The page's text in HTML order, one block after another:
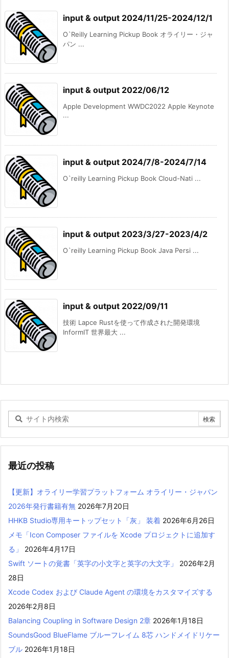
input & output 2024/11/25-2024/12/1
O`Reilly Learning Pickup Book オライリー・ジャ
パン ...
input & output 2022/06/12
Apple Development WWDC2022 Apple Keynote
...
input & output 2024/7/8-2024/7/14
O`reilly Learning Pickup Book Cloud-Nati ...
input & output 2023/3/27-2023/4/2
O`reilly Learning Pickup Book Java Persi ...
input & output 2022/09/11
技術 Lapce Rustを使って作成された開発環境
InformIT 世界最大 ...
最近の投稿
【更新】オライリー学習プラットフォーム オライリー・ジャパン
2026年発行書籍有無 2026年7月20日
HHKB Studio専用キートップセット「灰」 装着 2026年6月26日
メモ「Icon Composer ファイルを Xcode プロジェクトに追加す
る」
2026年4月17日
Swift ソートの覚書「英字の小文字と英字の大文字」
2026年2月
28日
Xcode Codex および Claude Agent の環境をカスタマイズする
2026年2月8日
Balancing Coupling in Software Design 2章 2026年1月18日
SoundsGood BlueFlame ブルーフレイム 8芯 ハンドメイドリケー
ブル 2026年1月18日